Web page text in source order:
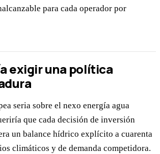
para cada operador por
exigir una política
seria sobre el nexo energía agua
que cada decisión de inversión
un balance hídrico explícito a cuarenta
climáticos y de demanda competidora.